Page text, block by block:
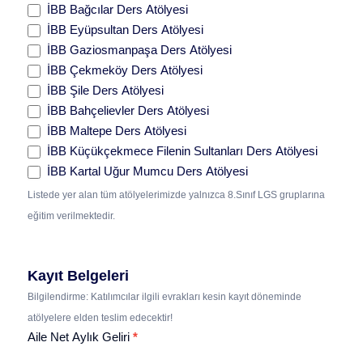
İBB Bağcılar Ders Atölyesi
İBB Eyüpsultan Ders Atölyesi
İBB Gaziosmanpaşa Ders Atölyesi
İBB Çekmeköy Ders Atölyesi
İBB Şile Ders Atölyesi
İBB Bahçelievler Ders Atölyesi
İBB Maltepe Ders Atölyesi
İBB Küçükçekmece Filenin Sultanları Ders Atölyesi
İBB Kartal Uğur Mumcu Ders Atölyesi
Listede yer alan tüm atölyelerimizde yalnızca 8.Sınıf LGS gruplarına
eğitim verilmektedir.
Kayıt Belgeleri
Bilgilendirme: Katılımcılar ilgili evrakları kesin kayıt döneminde
atölyelere elden teslim edecektir!
Aile Net Aylık Geliri *